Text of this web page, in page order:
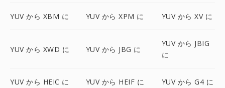
YUV から XBM に YUV から XPM に YUV から XV に
YUV から XWD に YUV から JBG に
YUV から JBIG
に
YUV から HEIC に YUV から HEIF に YUV から G4 に